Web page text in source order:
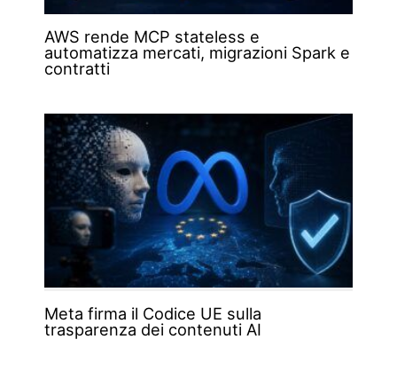
AWS rende MCP stateless e
automatizza mercati, migrazioni Spark e
contratti
Meta firma il Codice UE sulla
trasparenza dei contenuti AI